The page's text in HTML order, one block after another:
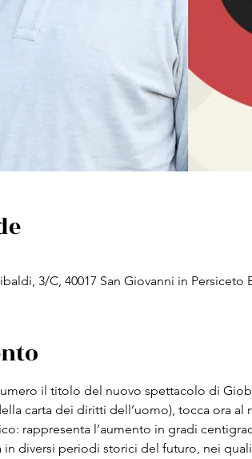
3/C, 40017 San Giovanni in Persiceto
il titolo del nuovo spettacolo di
carta dei diritti dell’uomo), tocca ora
rappresenta l’aumento in gradi
diversi periodi storici del futuro, nei